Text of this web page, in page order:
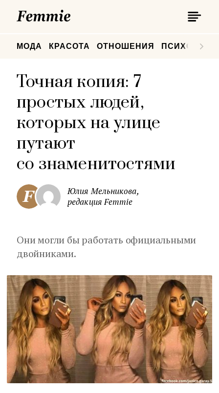
МОДА КРАСОТА ОТНОШЕНИЯ
Точная копия: 7
простых людей,
которых на улице
путают
со знаменитостями
Юлия Мельникова,
редакция Femmie
Они могли бы работать официальными
двойниками.